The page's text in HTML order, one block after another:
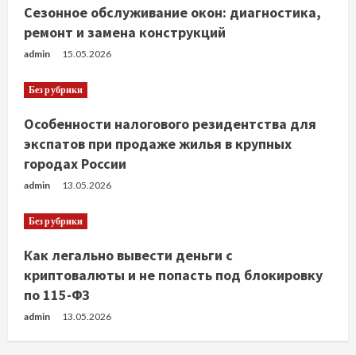
Сезонное обслуживание окон: диагностика,
ремонт и замена конструкций
admin 15.05.2026
Без рубрики
Особенности налогового резидентства для
экспатов при продаже жилья в крупных
городах России
admin 13.05.2026
Без рубрики
Как легально вывести деньги с
криптовалюты и не попасть под блокировку
по 115-ФЗ
admin 13.05.2026